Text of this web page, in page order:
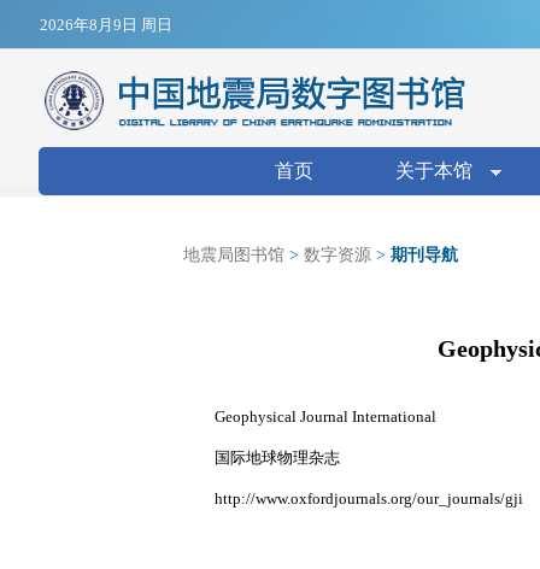
2026年8月9日 周日
搜索表单
首页 关于本馆
地震局图书馆 > 数字资源 > 期刊导航
Geophysical Journal International
国际地球物理杂志
http://www.oxfordjournals.org/our_journals/gji